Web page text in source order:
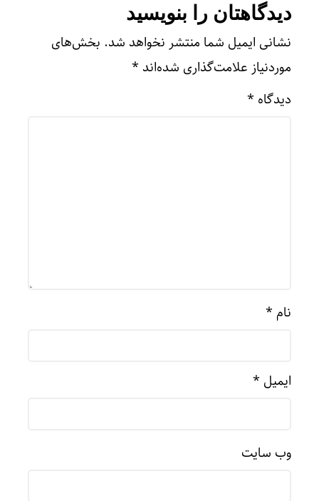
دیدگاهتان را بنویسید
نشانی ایمیل شما منتشر نخواهد شد. بخش‌های
موردنیاز علامت‌گذاری شده‌اند *
دیدگاه *
نام *
ایمیل *
وب‌ سایت